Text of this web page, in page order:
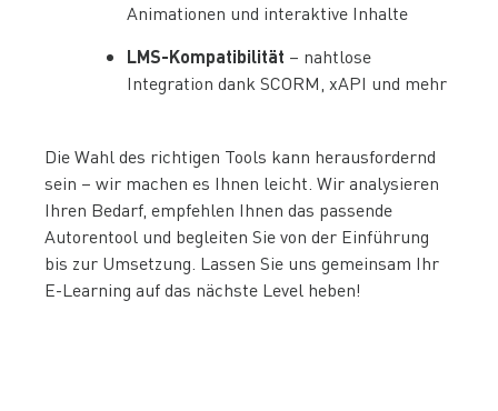
Animationen und interaktive Inhalte
LMS-Kompatibilität – nahtlose
Integration dank SCORM, xAPI und mehr
Die Wahl des richtigen Tools kann herausfordernd
sein – wir machen es Ihnen leicht. Wir analysieren
Ihren Bedarf, empfehlen Ihnen das passende
Autorentool und begleiten Sie von der Einführung
bis zur Umsetzung. Lassen Sie uns gemeinsam Ihr
E-Learning auf das nächste Level heben!